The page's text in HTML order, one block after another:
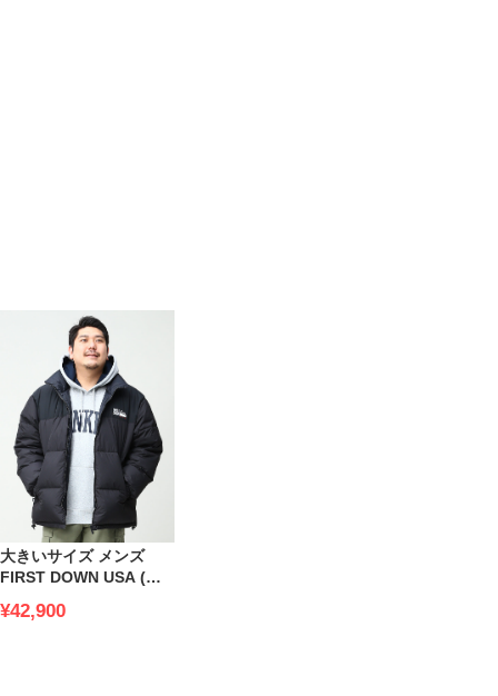
大きいサイズ メンズ
FIRST DOWN USA (フ
エー) リバーシブル フル
¥42,900